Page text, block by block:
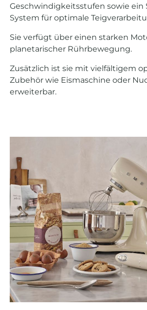
Geschwindigkeitsstufen sowie ein
System für optimale
Sie verfügt über einen starken
planetarischer Rührbewegung.
Zusätzlich ist sie mit vielfältigem
Zubehör wie Eismaschine oder
erweiterbar.